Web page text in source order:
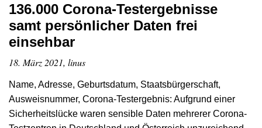
136.000 Corona-Testergebnisse
samt persönlicher Daten frei
einsehbar
18. März 2021, linus
Name, Adresse, Geburtsdatum, Staatsbürgerschaft,
Ausweisnummer, Corona-Testergebnis: Aufgrund einer
Sicherheitslücke waren sensible Daten mehrerer Corona-